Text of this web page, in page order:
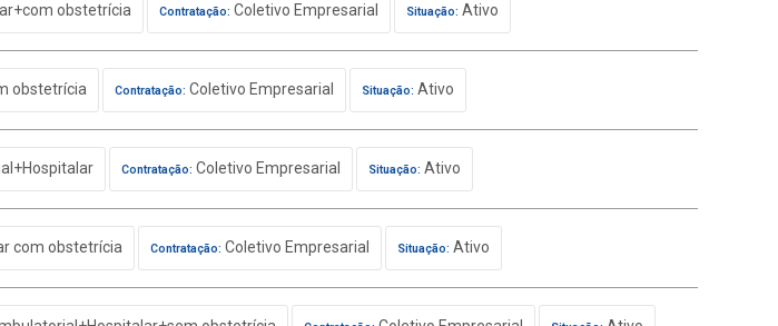
obstetrícia Contratação: Coletivo Empresarial Situação: Ativo
obstetrícia Contratação: Coletivo Empresarial Situação: Ativo
Contratação: Coletivo Empresarial Situação: Ativo
com obstetrícia Contratação: Coletivo Empresarial Situação: Ativo